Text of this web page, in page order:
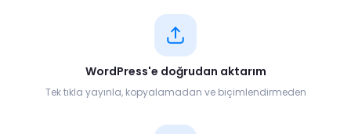
WordPress'e doğrudan aktarım
Tek tıkla yayınla, kopyalamadan ve biçimlendirmeden